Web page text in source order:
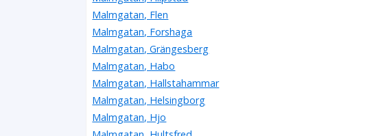
Malmgatan, Flen
Malmgatan, Forshaga
Malmgatan, Grängesberg
Malmgatan, Habo
Malmgatan, Hallstahammar
Malmgatan, Helsingborg
Malmgatan, Hjo